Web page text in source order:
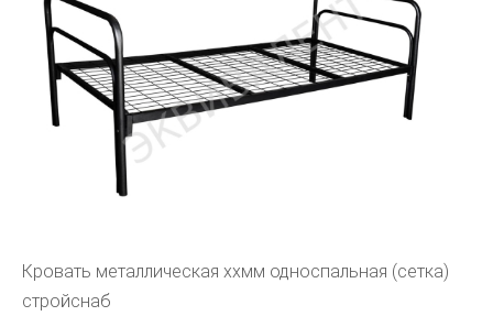
Кровать металлическая ххмм односпальная (сетка)
стройснаб